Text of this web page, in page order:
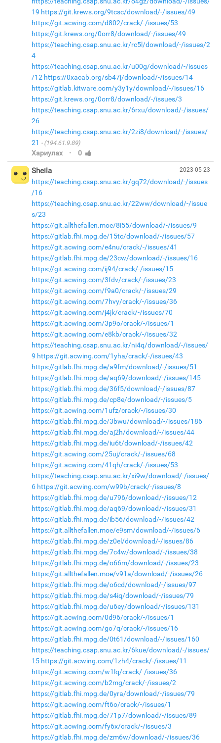
19 https://git.krews.org/9tcsc/download/-/issues/49
https://git.acwing.com/d802/crack/-/issues/53
https://git.krews.org/0orr8/download/-/issues/49
https://teaching.csap.snu.ac.kr/rc5l/download/-/issues/2
4
https://teaching.csap.snu.ac.kr/u00g/download/-/issues
/12 https://0xacab.org/sb47j/download/-/issues/14
https://gitlab.kitware.com/y3y1y/download/-/issues/16
https://git.krews.org/0orr8/download/-/issues/3
https://teaching.csap.snu.ac.kr/6rxu/download/-/issues/
26
https://teaching.csap.snu.ac.kr/2zi8/download/-/issues/
21
(194.61.9.89)
Хариулах · 0
2023-05-23
Sheila
https://teaching.csap.snu.ac.kr/gq72/download/-/issues
/16
https://teaching.csap.snu.ac.kr/22ww/download/-/issue
s/23
https://git.allthefallen.moe/8i55/download/-/issues/9
https://gitlab.fhi.mpg.de/15tc/download/-/issues/57
https://git.acwing.com/e4nu/crack/-/issues/41
https://gitlab.fhi.mpg.de/23cw/download/-/issues/16
https://git.acwing.com/ij94/crack/-/issues/15
https://git.acwing.com/3fdv/crack/-/issues/23
https://git.acwing.com/f9a0/crack/-/issues/29
https://git.acwing.com/7hvy/crack/-/issues/36
https://git.acwing.com/j4jk/crack/-/issues/70
https://git.acwing.com/3p9o/crack/-/issues/1
https://git.acwing.com/e8kb/crack/-/issues/32
https://teaching.csap.snu.ac.kr/ni4q/download/-/issues/
9 https://git.acwing.com/1yha/crack/-/issues/43
https://gitlab.fhi.mpg.de/a9fm/download/-/issues/51
https://gitlab.fhi.mpg.de/aq69/download/-/issues/145
https://gitlab.fhi.mpg.de/36f5/download/-/issues/87
https://gitlab.fhi.mpg.de/cp8e/download/-/issues/5
https://git.acwing.com/1ufz/crack/-/issues/30
https://gitlab.fhi.mpg.de/3bwu/download/-/issues/186
https://gitlab.fhi.mpg.de/aj2h/download/-/issues/44
https://gitlab.fhi.mpg.de/iu6t/download/-/issues/42
https://git.acwing.com/25uj/crack/-/issues/68
https://git.acwing.com/41qh/crack/-/issues/53
https://teaching.csap.snu.ac.kr/xi9w/download/-/issues/
6 https://git.acwing.com/w99b/crack/-/issues/8
https://gitlab.fhi.mpg.de/u796/download/-/issues/12
https://gitlab.fhi.mpg.de/aq69/download/-/issues/31
https://gitlab.fhi.mpg.de/ib56/download/-/issues/42
https://git.allthefallen.moe/e9sm/download/-/issues/6
https://gitlab.fhi.mpg.de/z0el/download/-/issues/86
https://gitlab.fhi.mpg.de/7c4w/download/-/issues/38
https://gitlab.fhi.mpg.de/o66m/download/-/issues/23
https://git.allthefallen.moe/v91a/download/-/issues/26
https://gitlab.fhi.mpg.de/o6cd/download/-/issues/97
https://gitlab.fhi.mpg.de/s4iq/download/-/issues/79
https://gitlab.fhi.mpg.de/u6ey/download/-/issues/131
https://git.acwing.com/0d96/crack/-/issues/1
https://git.acwing.com/go7q/crack/-/issues/16
https://gitlab.fhi.mpg.de/0t61/download/-/issues/160
https://teaching.csap.snu.ac.kr/6kue/download/-/issues/
15 https://git.acwing.com/1zh4/crack/-/issues/11
https://git.acwing.com/w1lq/crack/-/issues/36
https://git.acwing.com/b2mg/crack/-/issues/2
https://gitlab.fhi.mpg.de/0yra/download/-/issues/79
https://git.acwing.com/ft6o/crack/-/issues/1
https://gitlab.fhi.mpg.de/71p7/download/-/issues/89
https://git.acwing.com/fy6x/crack/-/issues/3
https://gitlab.fhi.mpg.de/zm6w/download/-/issues/36